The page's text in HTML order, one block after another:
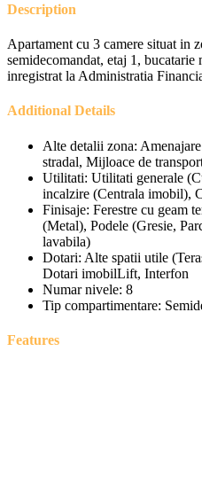
Description
Apartament cu 3 camere situat in
semidecomandat, etaj 1,
inregistrat la Administratia
Additional Details
Alte detalii zona:
stradal, Mijloace de
Utilitati: Utilitati generale
incalzire (Centrala imobil),
Finisaje: Ferestre cu geam
(Metal), Podele (Gresie,
lavabila)
Dotari: Alte spatii utile
Dotari imobilLift, Interfon
Numar nivele: 8
Tip compartimentare:
Features